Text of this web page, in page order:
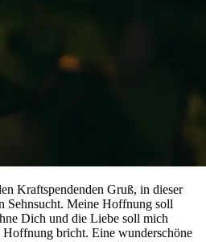
Kraftspendenden Gruß, in dieser
Sehnsucht. Meine Hoffnung soll
Dich und die Liebe soll mich
Hoffnung bricht. Eine wunderschöne